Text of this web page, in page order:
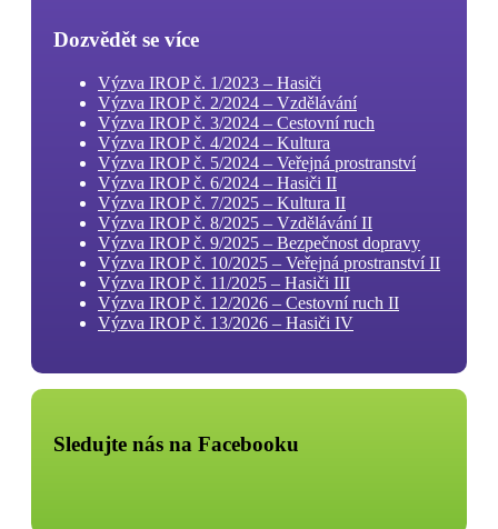
Dozvědět se více
Výzva IROP č. 1/2023 – Hasiči
Výzva IROP č. 2/2024 – Vzdělávání
Výzva IROP č. 3/2024 – Cestovní ruch
Výzva IROP č. 4/2024 – Kultura
Výzva IROP č. 5/2024 – Veřejná prostranství
Výzva IROP č. 6/2024 – Hasiči II
Výzva IROP č. 7/2025 – Kultura II
Výzva IROP č. 8/2025 – Vzdělávání II
Výzva IROP č. 9/2025 – Bezpečnost dopravy
Výzva IROP č. 10/2025 – Veřejná prostranství II
Výzva IROP č. 11/2025 – Hasiči III
Výzva IROP č. 12/2026 – Cestovní ruch II
Výzva IROP č. 13/2026 – Hasiči IV
Sledujte nás na Facebooku